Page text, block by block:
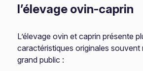
l’élevage ovin-caprin
L’élevage ovin et caprin présente
caractéristiques originales souvent
grand public :